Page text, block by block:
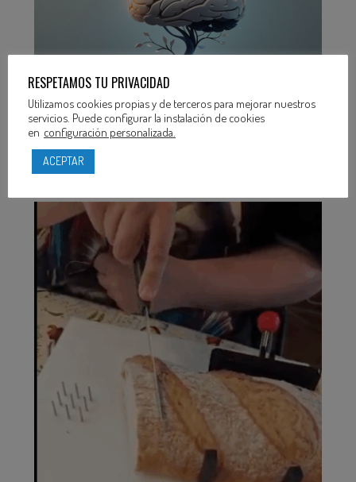
Cómo Gestionar la Frustración en la Rehabilitación
RESPETAMOS TU PRIVACIDAD
Utilizamos cookies propias y de terceros para mejorar nuestros
servicios. Puede configurar la instalación de cookies
en configuración personalizada.
ACEPTAR